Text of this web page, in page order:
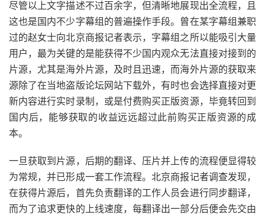
尽管以上文字描述不过百余字，但清晰地展现出全流程，且
这也是国内不少字幕组的普遍操作手段。曾在某字幕组兼职
过的赵女士向北京商报记者表示，字幕组之所以能吸引大量
用户，最为关键的是能获得不少国内观众无法直接对接到的
片源，尤其是海外片源，及时且迅速，而海外片源的获取来
源除了在当地盗版论坛网站下载外，有时也会选择直接对更
新内容进行实时录制，或是付费购买正版资源，毕竟转回到
国内后，能够获取的收益远远超过此前购买正版资源的成
本。
一旦获取到片源，后期的翻译、压片并上传的流程便显得较
为常规，并已形成一套工作流程。北京商报记者调查发现，
在获得片源后，首先负责翻译的工作人员会进行同步翻译，
而为了追求更快的上线速度，每翻译出一部分后便会先交由